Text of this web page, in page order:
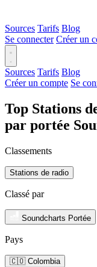
Sources Tarifs Blog
Se connecter Créer un
Sources Tarifs Blog
Créer un compte Se
Top Stations
par portée
Classements
Stations de radio
Classé par
Soundcharts Portée
Pays
🇨🇴 Colombia